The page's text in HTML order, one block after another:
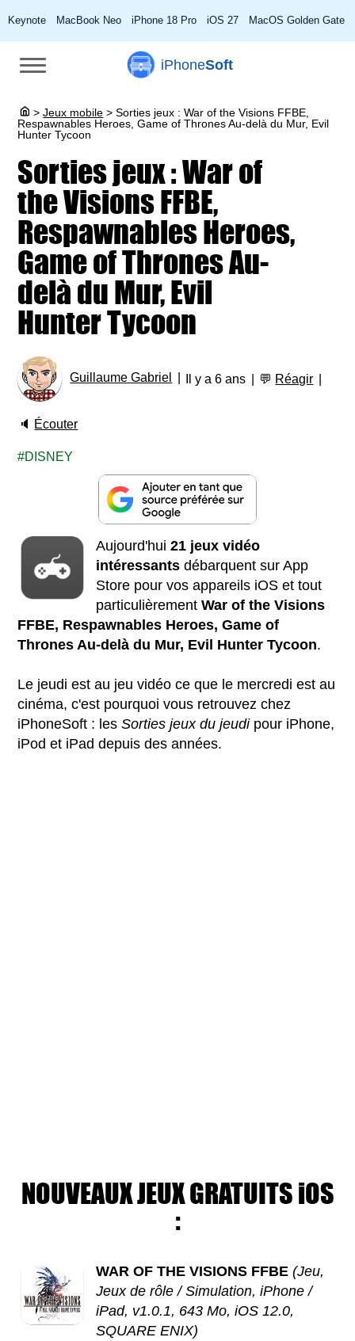
Keynote MacBook Neo iPhone 18 Pro iOS 27 MacOS Golden Gate
iPhoneSoft
> Jeux mobile > Sorties jeux : War of the Visions FFBE,
Respawnables Heroes, Game of Thrones Au-delà du Mur, Evil
Hunter Tycoon
Sorties jeux : War of
the Visions FFBE,
Respawnables Heroes,
Game of Thrones Au-
delà du Mur, Evil
Hunter Tycoon
Guillaume Gabriel Il y a 6 ans 💬 Réagir
🔈 Écouter
DISNEY
Aujourd'hui21 jeux vidéo
intéressants débarquent sur App
Store pour vos appareils iOS et tout
particulièrementWar of the Visions
FFBE, Respawnables Heroes, Game of
Thrones Au-delà du Mur, Evil Hunter Tycoon.
Le jeudi est au jeu vidéo ce que le mercredi est au
cinéma, c'est pourquoi vous retrouvez chez
iPhoneSoft : lesSorties jeux du jeudipour iPhone,
iPod et iPad depuis des années.
NOUVEAUX JEUX GRATUITS iOS
:
WAR OF THE VISIONS FFBE (Jeu,
Jeux de rôle / Simulation, iPhone /
iPad, v1.0.1, 643 Mo, iOS 12.0,
SQUARE ENIX)